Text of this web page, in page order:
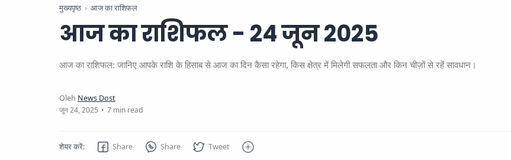
मुख्यपृष्ठ आज का राशिफल
आज का राशिफल - 24 जून 2025
आज का राशिफल: जानिए आपके राशि के हिसाब से आज का दिन कैसा रहेगा, किस क्षेत्र में मिलेगी सफलता और किन चीज़ों से रहें सावधान।
7 min read